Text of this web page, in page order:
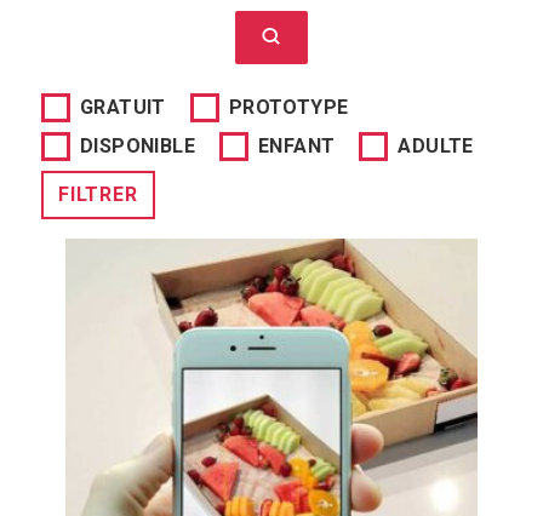
GRATUIT
PROTOTYPE
DISPONIBLE
ENFANT ADULTE
FILTRER
Aipoly vision est une application qui
fonctionne grâce à un système
d'intelligence artificielle qui
permettra de reconnaître
l'environnement, ce dernier étant
retranscrit sur le smartphone.